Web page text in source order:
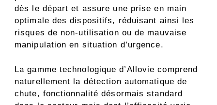
dès le départ et assure une prise en main
optimale des dispositifs, réduisant ainsi les
risques de non-utilisation ou de mauvaise
manipulation en situation d’urgence.
La gamme technologique d’Allovie comprend
naturellement la détection automatique de
chute, fonctionnalité désormais standard